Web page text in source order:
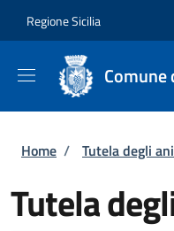
Regione Sicilia
Comune
Briciole di
Home / Tutela degli
Tutela